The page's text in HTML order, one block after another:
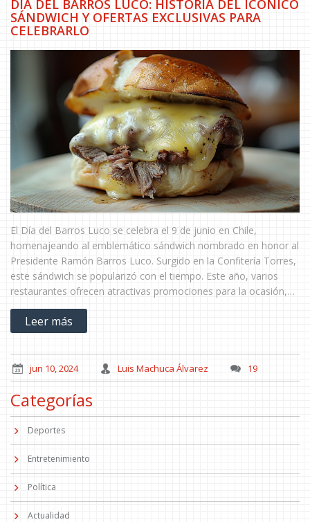
DÍA DEL BARROS LUCO: HISTORIA DEL ICÓNICO
SÁNDWICH Y OFERTAS EXCLUSIVAS PARA
CELEBRARLO
El Día del Barros Luco se celebra el 9 de junio en Chile,
homenajeando al emblemático sándwich nombrado en honor al
Presidente Ramón Barros Luco. Surgido en la Confitería Torres,
este sándwich se popularizó con el tiempo. Este año, varios
restaurantes ofrecen atractivas promociones para la ocasión,
convirtiéndolo en el momento ideal para disfrutar de este
clásico culinario chileno.
Leer más
jun 10, 2024 Luis Machuca Álvarez 19
Categorías
Deportes
Entretenimiento
Política
Actualidad